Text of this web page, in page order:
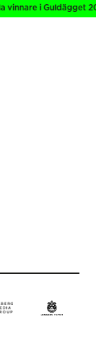
i Guldägget